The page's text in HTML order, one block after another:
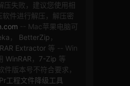
失败，建议您使用相
软件进行解压，解压密
-- Mac苹果电脑可
， BetterZip ，
RAR Extractor 等 -- Win
WinRAR ， 7-Zip 等
版本号不符合要求，
Pr工程文件降级工具